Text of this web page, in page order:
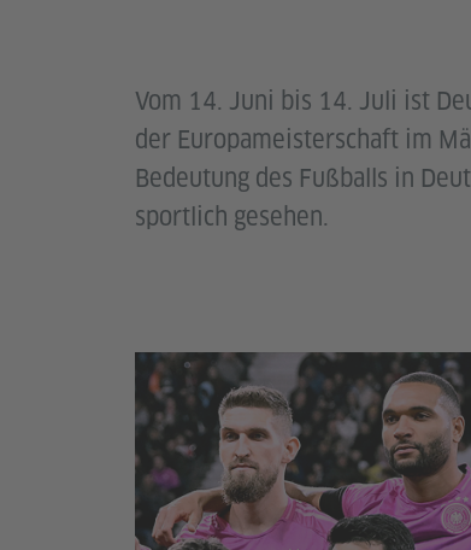
Vom 14. Juni bis 14. Juli ist
der Europameisterschaft im
Bedeutung des Fußballs in
sportlich gesehen.